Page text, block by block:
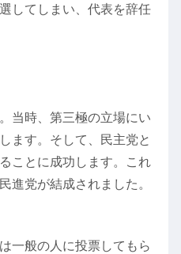
してしまい、代表を辞任
当時、第三極の立場にい
ます。そして、民主党と
ことに成功します。これ
進党が結成されました。
一般の人に投票してもら